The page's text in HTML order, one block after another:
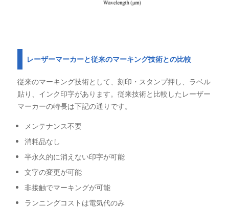
レーザーマーカーと従来のマーキング技術との比較
従来のマーキング技術として、刻印・スタンプ押し、ラベル
貼り、インク印字があります。従来技術と比較したレーザー
マーカーの特長は下記の通りです。
メンテナンス不要
消耗品なし
半永久的に消えない印字が可能
文字の変更が可能
非接触でマーキングが可能
ランニングコストは電気代のみ